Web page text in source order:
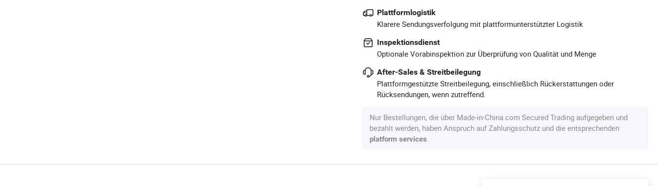
Plattformlogistik
Klarere Sendungsverfolgung mit plattformunterstützter Logistik
Inspektionsdienst
Optionale Vorabinspektion zur Überprüfung von Qualität und Menge
After-Sales & Streitbeilegung
Plattformgestützte Streitbeilegung, einschließlich Rückerstattungen oder
Rücksendungen, wenn zutreffend.
Nur Bestellungen, die über Made-in-China.com Secured Trading aufgegeben und
bezahlt werden, haben Anspruch auf Zahlungsschutz und die entsprechenden
platform services.